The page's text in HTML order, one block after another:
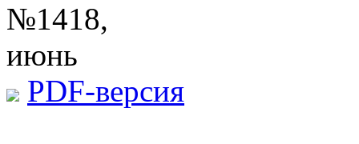
№1418,
июнь
PDF-версия